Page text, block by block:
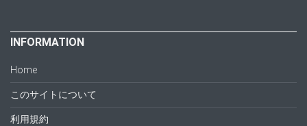
INFORMATION
Home
このサイトについて
利用規約